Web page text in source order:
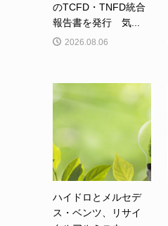
のTCFD・TNFD統合
報告書を発行 気...
2026.08.06
ハイドロとメルセデ
ス・ベンツ、リサイ